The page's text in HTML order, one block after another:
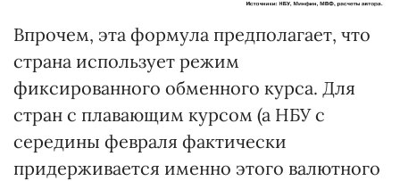
Впрочем, эта формула предполагает, что
страна использует режим
фиксированного обменного курса. Для
стран с плавающим курсом (а НБУ с
середины февраля фактически
придерживается именно этого валютного